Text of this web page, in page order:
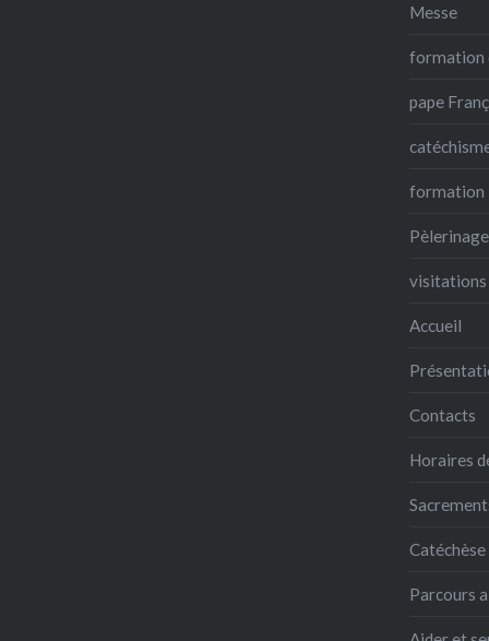
Messe
formation
pape
formation
visitations
Accueil
Contacts
Horaires
Parcours